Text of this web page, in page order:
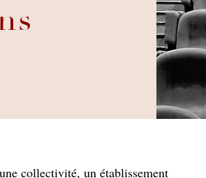
collectivité, un établissement